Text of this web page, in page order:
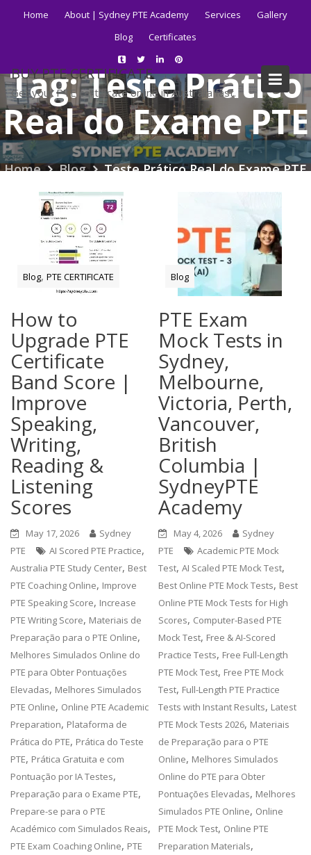
Home About | Sydney PTE Academy Services
Gallery
Blog
Certificates
BUY PTE CERTIFICATE
Get your PTE certificate online in Australia fast.
Tag:Teste Prático
Real do Exame PTE
Home Blog Teste Prático Real do Exame PTE
Blog,PTE CERTIFICATE
How to
Upgrade PTE
Certificate
Band Score |
Improve
Speaking,
Writing,
Reading &
Listening
Scores
May 17, 2026
Sydney
PTE
AI Scored PTE Practice,
Australia PTE Study Center, Best
PTE Coaching Online, Improve
PTE Speaking Score, Increase
PTE Writing Score, Materiais de
Preparação para o PTE Online,
Melhores Simulados Online do
PTE para Obter Pontuações
Elevadas, Melhores Simulados
PTE Online, Online PTE Academic
Preparation, Plataforma de
Prática do PTE, Prática do Teste
PTE, Prática Gratuita e com
Pontuação por IA Testes,
Preparação para o Exame PTE,
Prepare-se para o PTE
Académico com Simulados Reais,
PTE Exam Coaching Online, PTE
Blog
PTE Exam
Mock Tests in
Sydney,
Melbourne,
Victoria, Perth,
Vancouver,
British
Columbia |
SydneyPTE
Academy
May 4, 2026
Sydney
PTE
Academic PTE Mock
Test,AI Scaled PTE Mock Test,
Best Online PTE Mock Tests, Best
Online PTE Mock Tests for High
Scores, Computer-Based PTE
Mock Test, Free & AI-Scored
Practice Tests, Free Full-Length
PTE Mock Test, Free PTE Mock
Test, Full-Length PTE Practice
Tests with Instant Results, Latest
PTE Mock Tests 2026, Materiais
de Preparação para o PTE
Online, Melhores Simulados
Online do PTE para Obter
Pontuações Elevadas, Melhores
Simulados PTE Online, Online
PTE Mock Test, Online PTE
Preparation Materials,